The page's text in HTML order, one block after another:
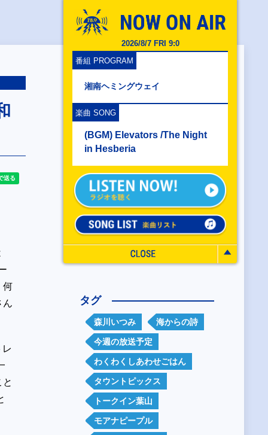
2026/8/7 FRI 9:0
番組 PROGRAM
湘南ヘミングウェイ
楽曲 SONG
(BGM) Elevators /The Night
in Hesberia
何
ん
タグ
森川いつみ 海からの詩
今週の放送予定
わくわくしあわせごはん
タウントピックス
トークイン葉山
モアナピープル